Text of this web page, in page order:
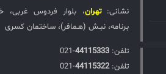
نشانی:تهران، بلوار فردوس غربی،
برنامه، نبـش (هـمافر)، ساختمان کسری
تلفن:‌ 44115333
-021
تلفن:‌44115322
-021